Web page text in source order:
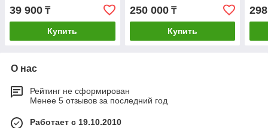
39 900 ₸
Купить
250 000₸
Купить
О нас
Рейтинг не сформирован
Менее 5 отзывов за последний год
Работает с 19.10.2010